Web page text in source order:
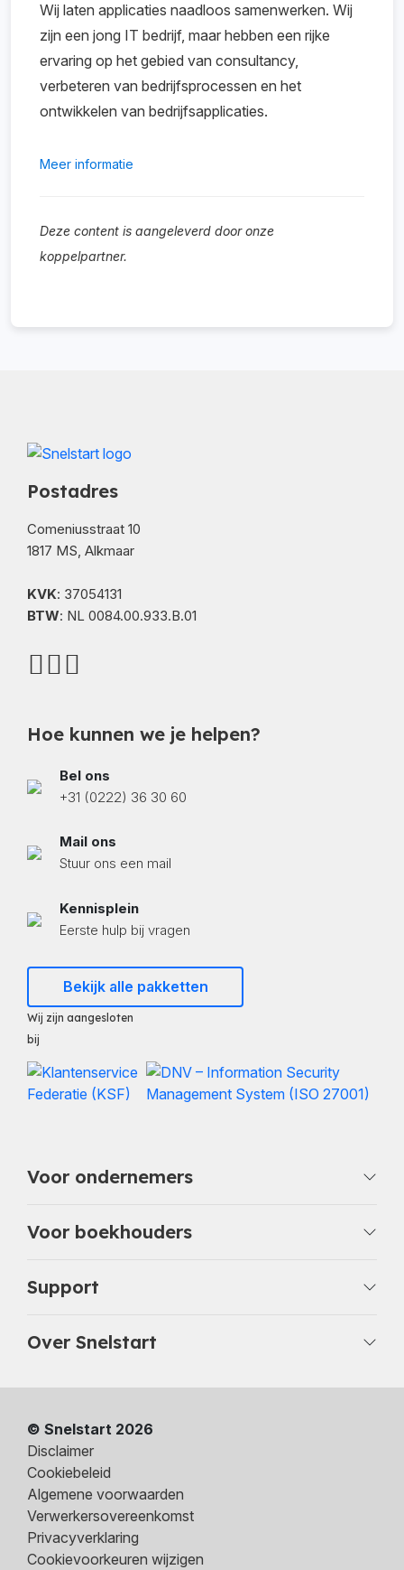
Wij laten applicaties naadloos samenwerken. Wij
zijn een jong IT bedrijf, maar hebben een rijke
ervaring op het gebied van consultancy,
verbeteren van bedrijfsprocessen en het
ontwikkelen van bedrijfsapplicaties.
Meer informatie
Deze content is aangeleverd door onze
koppelpartner.
Postadres
Comeniusstraat 10
1817 MS, Alkmaar
KVK: 37054131
BTW: NL 0084.00.933.B.01
Hoe kunnen we je helpen?
Bel ons
+31 (0222) 36 30 60
Mail ons
Stuur ons een mail
Kennisplein
Eerste hulp bij vragen
Bekijk alle pakketten
Wij zijn aangesloten
bij
Voor ondernemers
Voor boekhouders
Support
Over Snelstart
© Snelstart 2026
Disclaimer
Cookiebeleid
Algemene voorwaarden
Verwerkersovereenkomst
Privacyverklaring
Cookievoorkeuren wijzigen